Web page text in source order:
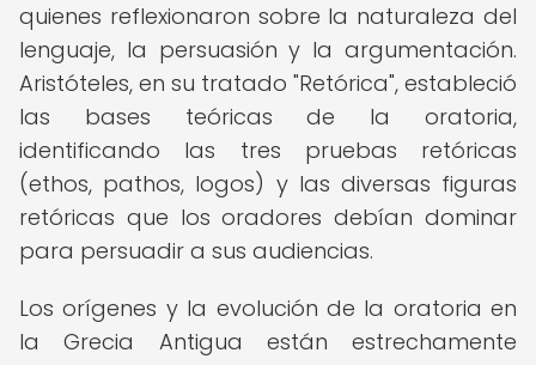
quienes reflexionaron sobre la naturaleza del
lenguaje, la persuasión y la argumentación.
Aristóteles, en su tratado "Retórica", estableció
las bases teóricas de la oratoria,
identificando las tres pruebas retóricas
(ethos, pathos, logos) y las diversas figuras
retóricas que los oradores debían dominar
para persuadir a sus audiencias.
Los orígenes y la evolución de la oratoria en
la Grecia Antigua están estrechamente